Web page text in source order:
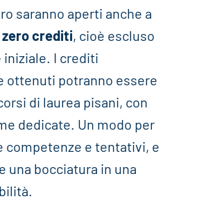
saranno aperti anche a
zero crediti, cioè escluso
iniziale. I crediti
ottenuti potranno essere
di laurea pisani, con
dedicate. Un modo per
competenze e tentativi, e
una bocciatura in una